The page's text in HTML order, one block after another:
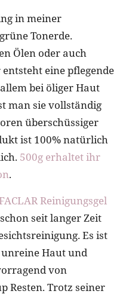
in meiner
Tonerde.
Ölen oder auch
eine pflegende
bei öliger Haut
man sie vollständig
überschüssiger
ist 100% natürlich
500g erhaltet ihr
.
Reinigungsgel
seit langer Zeit
Es ist
Haut und
von
Resten. Trotz seiner